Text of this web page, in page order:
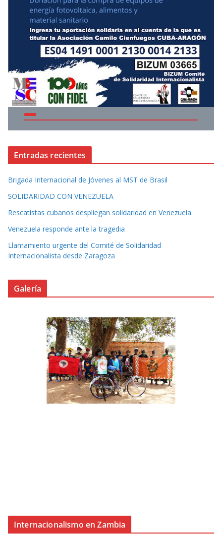
Entradas recientes
Brigada Internacional de Jóvenes al MST de Brasil
SOLIDARIDAD CON VENEZUELA
Rescatistas cubanos despliegan solidaridad en Venezuela.
Venezuela responde ante la tragedia
Llamamiento urgente del Comité de Solidaridad
Internacionalista desde Zaragoza
Galería
Internacionalismo en Zambia